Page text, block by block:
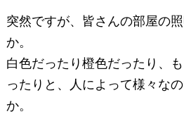
突然ですが、皆さんの部屋の
か。
白色だったり橙色だったり、
ったりと、人によって様々な
か。